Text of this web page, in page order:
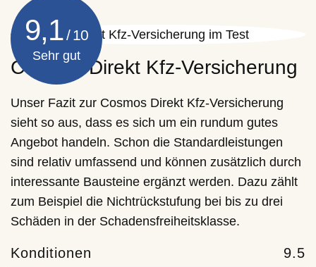
Cosmos Direkt Kfz-Versicherung
Unser Fazit zur Cosmos Direkt Kfz-Versicherung
sieht so aus, dass es sich um ein rundum gutes
Angebot handeln. Schon die Standardleistungen
sind relativ umfassend und können zusätzlich durch
interessante Bausteine ergänzt werden. Dazu zählt
zum Beispiel die Nichtrückstufung bei bis zu drei
Schäden in der Schadensfreiheitsklasse.
Konditionen 9.5
9,1
Sehr gut